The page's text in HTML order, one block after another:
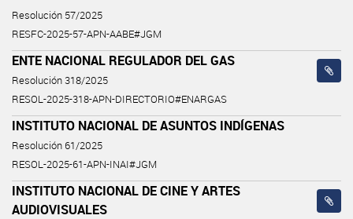
Resolución 57/2025
RESFC-2025-57-APN-AABE#JGM
ENTE NACIONAL REGULADOR DEL GAS
Resolución 318/2025
RESOL-2025-318-APN-DIRECTORIO#ENARGAS
INSTITUTO NACIONAL DE ASUNTOS INDÍGENAS
Resolución 61/2025
RESOL-2025-61-APN-INAI#JGM
INSTITUTO NACIONAL DE CINE Y ARTES
AUDIOVISUALES